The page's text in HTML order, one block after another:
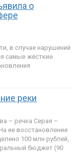
о
в случае нарушений
самые жёсткие
реки
– речка Серая –
ее восстановление
100 млн рублей,
бюджет (90